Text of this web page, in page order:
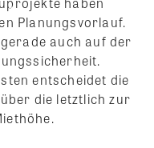
Planungsvorlauf.
auch auf der
entscheidet die
die letztlich zur